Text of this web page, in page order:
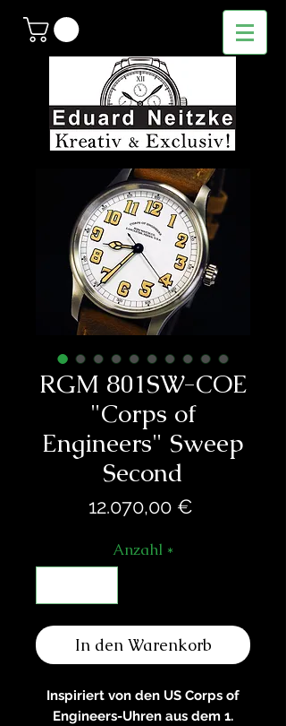
RGM 801SW-COE
"Corps of
Engineers" Sweep
Second
12.070,00 €
Anzahl *
In den Warenkorb
Inspiriert von den US Corps of
Engineers-Uhren aus dem 1.